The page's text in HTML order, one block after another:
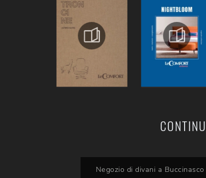
Negozio di divani a Buccinasco